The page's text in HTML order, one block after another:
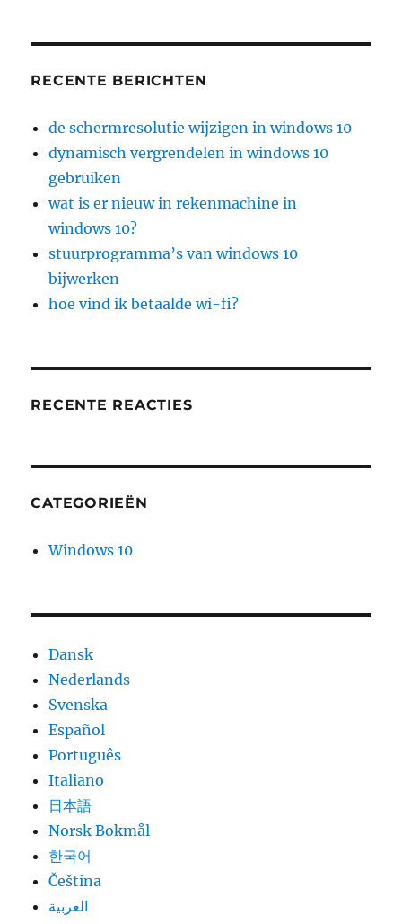
RECENTE BERICHTEN
de schermresolutie wijzigen in windows 10
dynamisch vergrendelen in windows 10
gebruiken
wat is er nieuw in rekenmachine in
windows 10?
stuurprogramma’s van windows 10
bijwerken
hoe vind ik betaalde wi-fi?
RECENTE REACTIES
CATEGORIEËN
Windows 10
Dansk
Nederlands
Svenska
Español
Português
Italiano
日本語
Norsk Bokmål
한국어
Čeština
العربية